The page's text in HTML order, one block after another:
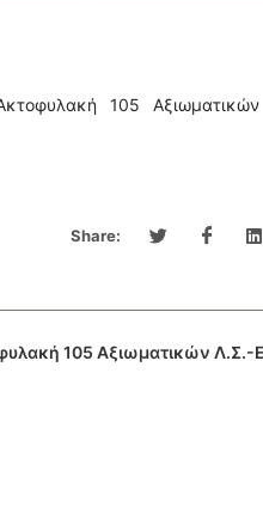
105
Share:
105 Αξιωματικών